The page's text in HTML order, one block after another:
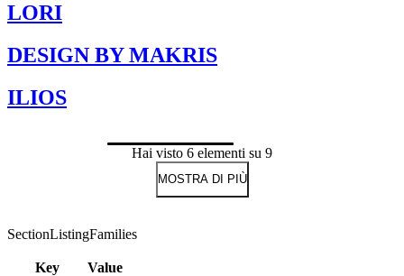
LORI
DESIGN BY MAKRIS
ILIOS
Hai visto 6 elementi su 9
MOSTRA DI PIÙ
SectionListingFamilies
Key
Value